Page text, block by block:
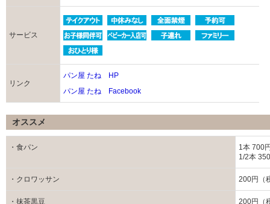
サービス
リンク
パン屋 たね HP
パン屋 たね Facebook
オススメ
・食パン
1本 700
1/2本
・クロワッサン 200円（
・抹茶黒豆 200円（